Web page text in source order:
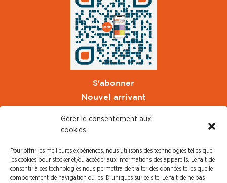
Gérer le consentement aux
cookies
Pour offrir les meilleures expériences, nous utilisons des technologies telles que
les cookies pour stocker et/ou accéder aux informations des appareils. Le fait de
consentir à ces technologies nous permettra de traiter des données telles que le
comportement de navigation ou les ID uniques sur ce site. Le fait de ne pas
S'abonner
Nouvel arrivant
CFDT Cadres
CFDT Retraités
L'UFFA